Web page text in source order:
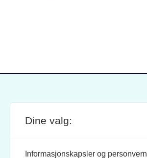
SITE FOOTERANSVARLIG REDAKTØR:
Dine valg:
Informasjonskapsler og personvern